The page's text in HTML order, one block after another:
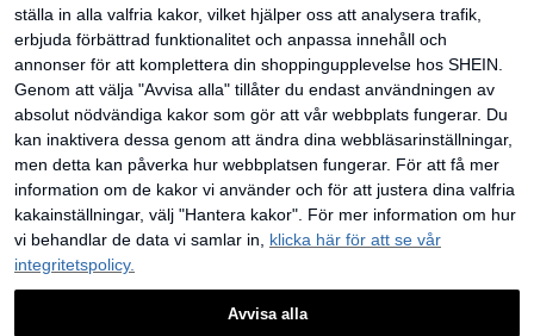
Hauture
Hauture Damkjol i enfärgad, hög mi
dja i PU-läder, trendig bodycon
111kr
Aflion-
Aflion Svart sommarkjol med kroko
dilpräglad konstläder, hög midja, slit
sad bodyconkjol, gatustil, casual oc
h dejtoutfit
156kr
ställa in alla valfria kakor, vilket hjälper oss att analysera trafik,
erbjuda förbättrad funktionalitet och anpassa innehåll och
annonser för att komplettera din shoppingupplevelse hos SHEIN.
Genom att välja "Avvisa alla" tillåter du endast användningen av
absolut nödvändiga kakor som gör att vår webbplats fungerar. Du
kan inaktivera dessa genom att ändra dina webbläsarinställningar,
men detta kan påverka hur webbplatsen fungerar. För att få mer
information om de kakor vi använder och för att justera dina valfria
kakainställningar, välj "Hantera kakor". För mer information om hur
vi behandlar de data vi samlar in, klicka här för att se vår
integritetspolicy.
Avvisa alla